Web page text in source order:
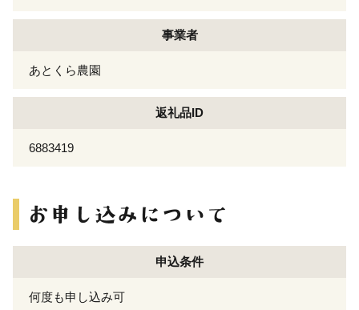
事業者
あとくら農園
返礼品ID
6883419
申込条件
何度も申し込み可